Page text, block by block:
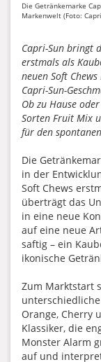
Die Getränkemarke
Markenwelt (Foto:
Capri-Sun bringt
erstmals als
neuen Soft
Capri-Sun-
Ob zu Hause
Sorten Fruit Mix
für den
Die
in der
Soft Chews
überträgt das
in eine neue
auf eine neue
saftig – ein
ikonische
Zum Marktstart
Orange, Cherry
Klassiker, die
Monster Alarm
auf und